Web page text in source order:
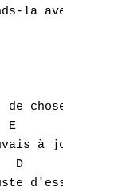
la avec du
choses à
E
à jouer
D
d'essayer